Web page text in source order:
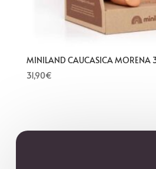
MINILAND CAUCASICA MORENA
31,90€